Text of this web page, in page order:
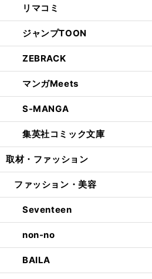
リマコミ
ジャンプTOON
ZEBRACK
マンガMeets
S-MANGA
集英社コミック文庫
取材・ファッション
ファッション・美容
Seventeen
non-no
BAILA